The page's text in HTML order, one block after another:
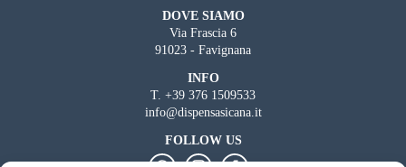
DOVE SIAMO
Via Frascia 6
91023 - Favignana
INFO
T. +39 376 1509533
info@dispensasicana.it
FOLLOW US